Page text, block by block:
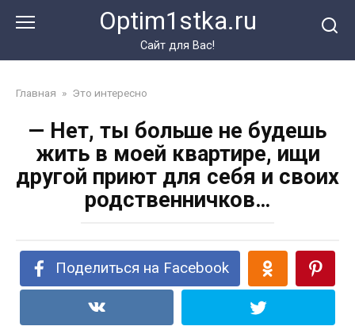
Optim1stka.ru
Сайт для Вас!
Главная » Это интересно
— Нет, ты больше не будешь
жить в моей квартире, ищи
другой приют для себя и своих
родственничков…
Поделиться на Facebook